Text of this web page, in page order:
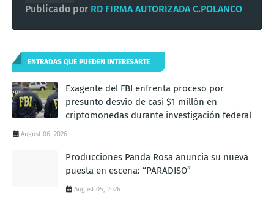
Publicado por RD FIRMA AUTORIZADA C.POLANCO
ENTRADAS QUE PUEDEN INTERESARTE
Exagente del FBI enfrenta proceso por
presunto desvío de casi $1 millón en
criptomonedas durante investigación federal
August 06, 2026
Producciones Panda Rosa anuncia su nueva
puesta en escena: “PARADISO”
August 05, 2026